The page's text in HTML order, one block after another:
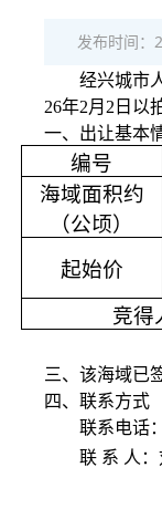
发布时间：
经兴城市
26年2月 2 日以
一、出让基本
编号
海域面积约
（公顷）
起始价
竞得
三、 该海域已
四、联系方式
联系电话：
联 系 人